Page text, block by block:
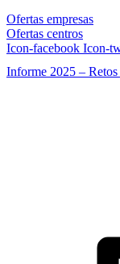
Ofertas empresas
Ofertas centros
Icon-facebook Icon-
Informe 2025 –